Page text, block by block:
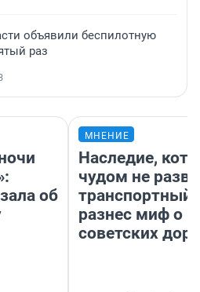
объявили беспилотную
раз
об
МНЕНИЕ
Наследие,
чудом не
транспортный
разнес миф о
советских